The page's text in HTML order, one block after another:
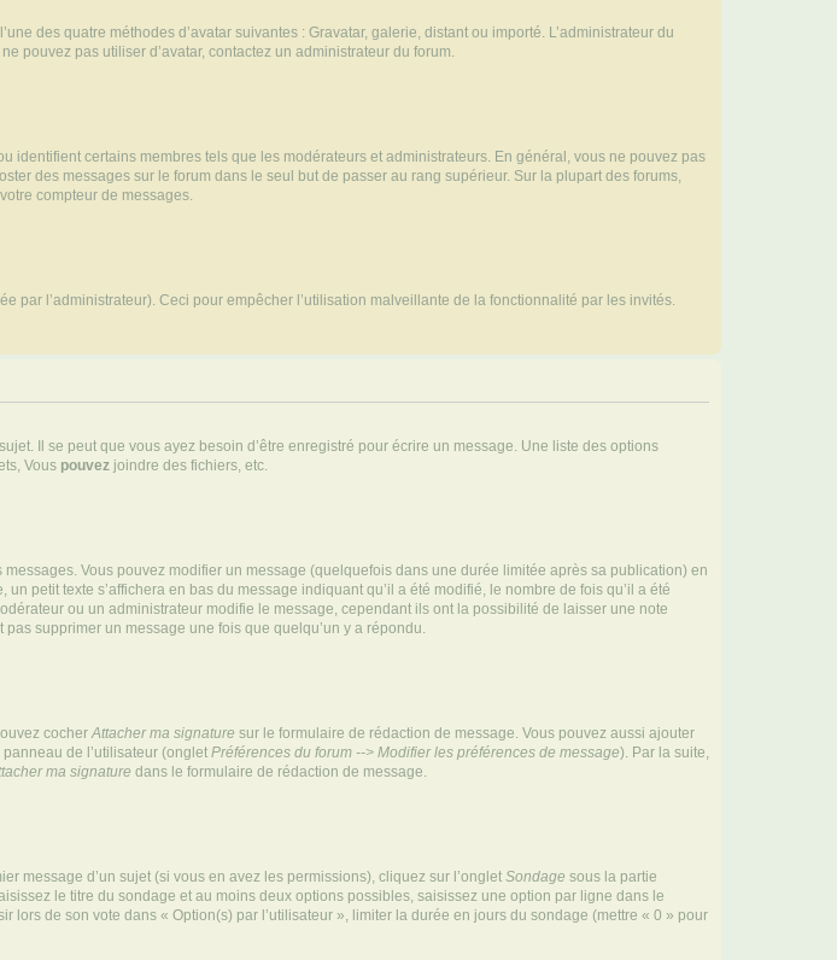
des quatre méthodes d’avatar suivantes : Gravatar, galerie, distant ou importé. L’administrateur du
pouvez pas utiliser d’avatar, contactez un administrateur du forum.
identifient certains membres tels que les modérateurs et administrateurs. En général, vous ne pouvez pas
des messages sur le forum dans le seul but de passer au rang supérieur. Sur la plupart des forums,
compteur de messages.
par l’administrateur). Ceci pour empêcher l’utilisation malveillante de la fonctionnalité par les invités.
Il se peut que vous ayez besoin d’être enregistré pour écrire un message. Une liste des options
Vous pouvez joindre des fichiers, etc.
Vous pouvez modifier un message (quelquefois dans une durée limitée après sa publication) en
petit texte s’affichera en bas du message indiquant qu’il a été modifié, le nombre de fois qu’il a été
ou un administrateur modifie le message, cependant ils ont la possibilité de laisser une note
supprimer un message une fois que quelqu’un y a répondu.
cocherAttacher ma signature sur le formulaire de rédaction de message. Vous pouvez aussi ajouter
de l’utilisateur (onglet Préférences du forum --> Modifier les préférences de message). Par la suite,
ma signature dans le formulaire de rédaction de message.
message d’un sujet (si vous en avez les permissions), cliquez sur l’onglet Sondage sous la partie
le titre du sondage et au moins deux options possibles, saisissez une option par ligne dans le
de son vote dans « Option(s) par l’utilisateur », limiter la durée en jours du sondage (mettre « 0 » pour